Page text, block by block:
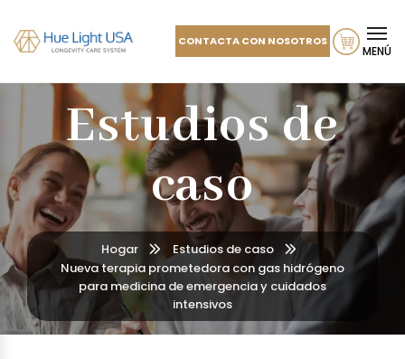
CONTACTA CON NOSOTROS
MENÚ
Estudios de
caso
Hogar
Estudios de caso
Nueva terapia prometedora con gas hidrógeno
para medicina de emergencia y cuidados
intensivos